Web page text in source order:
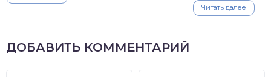
Читать далее
ДОБАВИТЬ КОММЕНТАРИЙ